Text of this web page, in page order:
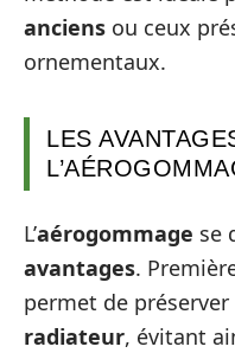
anciens ou ceux
ornementaux.
LES
L’aérogommage se
avantages.
permet de préserver
radiateur, évitant